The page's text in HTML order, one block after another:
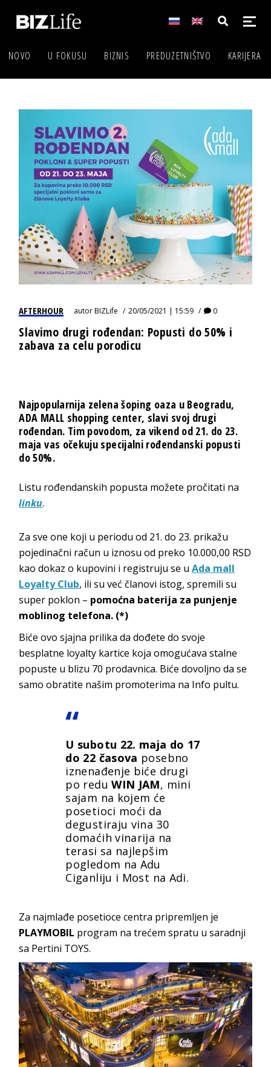
NOVO U FOKUSU BIZNIS PREDUZETNIŠTVO KARIJERA
AFTERHOUR autorBIZLife 20/05/2021 | 15:59 0
Slavimo drugi rođendan: Popusti do 50% i
zabava za celu porodicu
Najpopularnija zelena šoping oaza u Beogradu,
ADA MALL shopping center, slavi svoj drugi
rođendan. Tim povodom, za vikend od 21. do 23.
maja vas očekuju specijalni rođendanski popusti
do 50%.
Listu rođendanskih popusta možete pročitati na
linku.
Za sve one koji u periodu od 21. do 23. prikažu
pojedinačni račun u iznosu od preko 10.000,00 RSD
kao dokaz o kupovini i registruju se uAda mall
Loyalty Club, ili su već članovi istog, spremili su
super poklon – pomoćna baterija za punjenje
moblinog telefona. (*)
Biće ovo sjajna prilika da dođete do svoje
besplatne loyalty kartice koja omogućava stalne
popuste u blizu 70 prodavnica. Biće dovoljno da se
samo obratite našim promoterima na Info pultu.
U subotu 22. maja do 17
do 22 časova posebno
iznenađenje biće drugi
po reduWIN JAM, mini
sajam na kojem će
posetioci moći da
degustiraju vina 30
domaćih vinarija na
terasi sa najlepšim
pogledom na Adu
Ciganliju i Most na Adi.
Za najmlađe posetioce centra pripremljen je
PLAYMOBIL program na trećem spratu u saradnji
sa Pertini TOYS.